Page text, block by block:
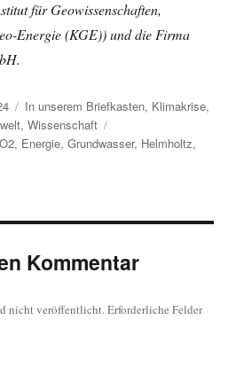
für Geowissenschaften,
Energie (KGE)) und die Firma
Kategorien
In unserem Briefkasten, Klimakrise,
,Wissenschaft
, Energie,Grundwasser, Helmholtz,
Kommentar
nicht veröffentlicht.Erforderliche Felder